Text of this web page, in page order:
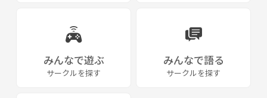
みんなで遊ぶ
サークルを探す
みんなで語る
サークルを探す